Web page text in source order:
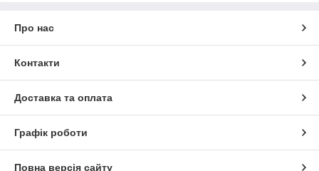
Про нас
Контакти
Доставка та оплата
Графік роботи
Повна версія сайту